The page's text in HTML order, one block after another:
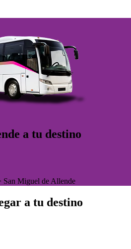
a tu destino
San Miguel de Allende
a tu destino